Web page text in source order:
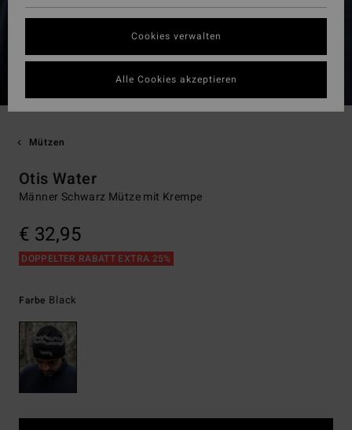
Mützen
Otis Water
Männer Schwarz Mütze mit Krempe
€ 32,95
DOPPELTER RABATT EXTRA 25%
Farbe Black
Cookies verwalten
Alle Cookies akzeptieren